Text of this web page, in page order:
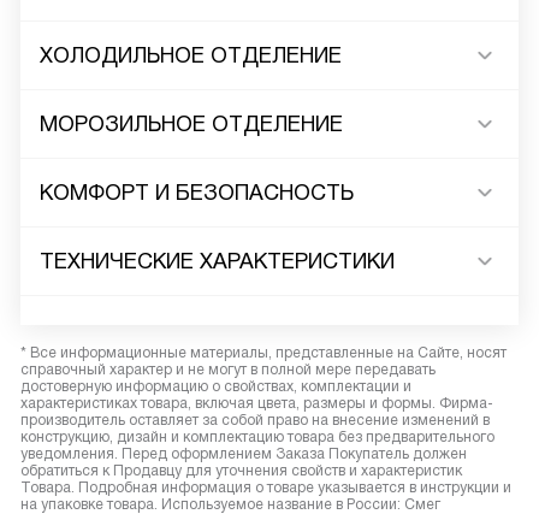
ХОЛОДИЛЬНОЕ ОТДЕЛЕНИЕ
МОРОЗИЛЬНОЕ ОТДЕЛЕНИЕ
КОМФОРТ И БЕЗОПАСНОСТЬ
ТЕХНИЧЕСКИЕ ХАРАКТЕРИСТИКИ
* Все информационные материалы, представленные на Сайте, носят
справочный характер и не могут в полной мере передавать
достоверную информацию о свойствах, комплектации и
характеристиках товара, включая цвета, размеры и формы. Фирма-
производитель оставляет за собой право на внесение изменений в
конструкцию, дизайн и комплектацию товара без предварительного
уведомления. Перед оформлением Заказа Покупатель должен
обратиться к Продавцу для уточнения свойств и характеристик
Товара. Подробная информация о товаре указывается в инструкции и
на упаковке товара. Используемое название в России: Смег